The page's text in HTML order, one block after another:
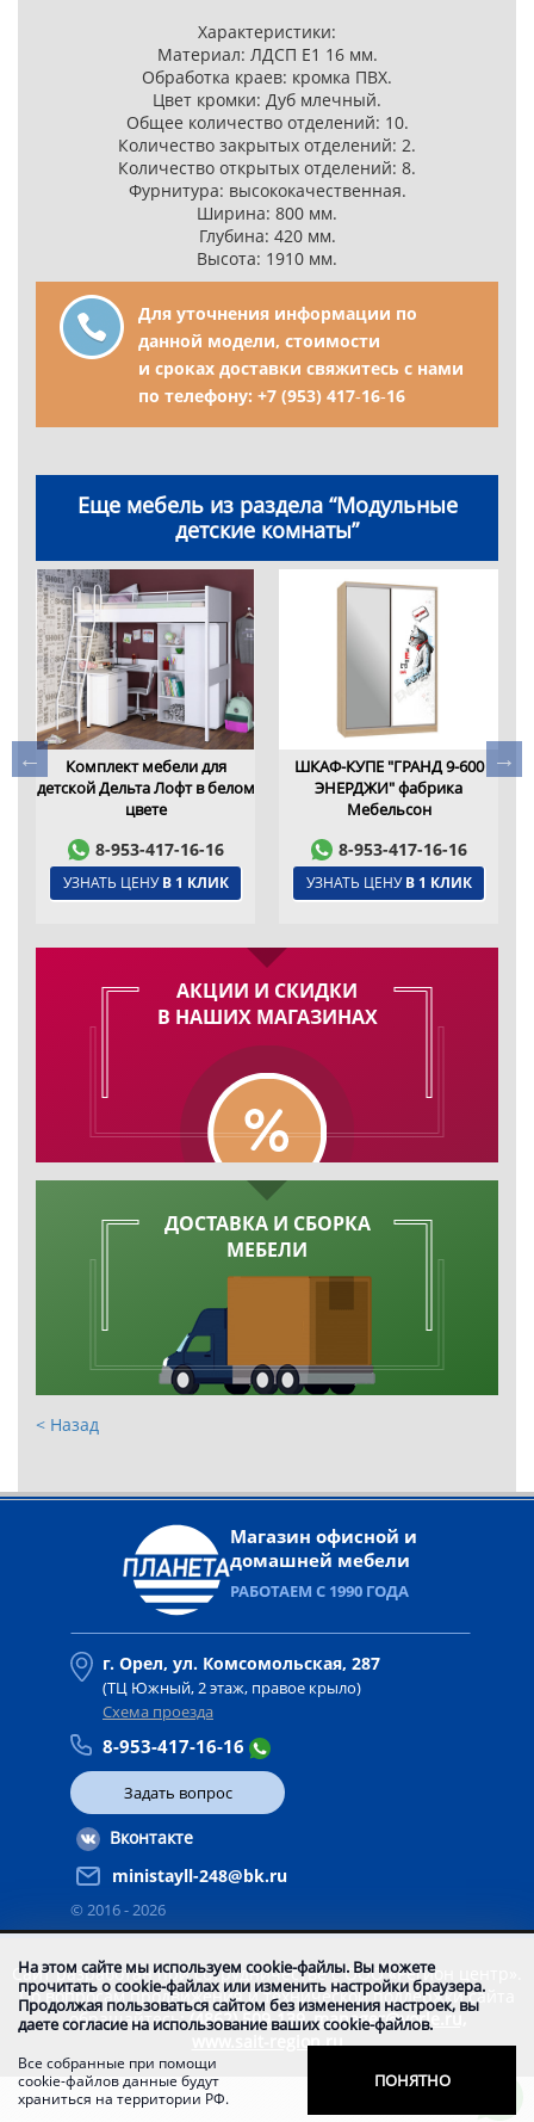
Характеристики:
Материал: ЛДСП Е1 16 мм.
Обработка краев: кромка ПВХ.
Цвет кромки: Дуб млечный.
Общее количество отделений: 10.
Количество закрытых отделений: 2.
Количество открытых отделений: 8.
Фурнитура: высококачественная.
Ширина: 800 мм.
Глубина: 420 мм.
Высота: 1910 мм.
Для уточнения информации по
данной модели, стоимости
и сроках доставки свяжитесь с нами
по телефону: +7 (953) 417‑16‑16
Еще мебель из раздела “Модульные
детские комнаты”
Комплект мебели для
детской Дельта Лофт в белом
цвете
8-953-417-16-16
УЗНАТЬ ЦЕНУВ 1 КЛИК
ШКАФ-КУПЕ "ГРАНД 9-600
ЭНЕРДЖИ" фабрика
Мебельсон
8-953-417-16-16
УЗНАТЬ ЦЕНУВ 1 КЛИК
АКЦИИ И СКИДКИ
В НАШИХ МАГАЗИНАХ
ДОСТАВКА И СБОРКА
МЕБЕЛИ
< Назад
Магазин офисной и
домашней мебели
РАБОТАЕМ С 1990 ГОДА
г. Орел, ул. Комсомольская, 287
(ТЦ Южный, 2 этаж, правое крыло)
Схема проезда
8-953-417-16-16
Задать вопрос
Вконтакте
ministayll-248@bk.ru
© 2016 -2026
Сайт разработан при сотрудничестве с ООО «Регион центр».
По вопросам продвижения и технической поддержки сайта
обращайтесь:(4862) 509-139, manager@vorle.ru,
www.sait-region.ru
На этом сайте мы используем cookie-файлы. Вы можете
прочитать о cookie-файлах или изменить настройки браузера.
Продолжая пользоваться сайтом без изменения настроек, вы
даете согласие на использование ваших cookie-файлов.
Все собранные при помощи
cookie-файлов данные будут
храниться на территории РФ.
ПОНЯТНО